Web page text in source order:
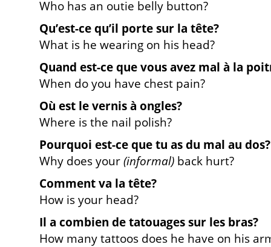
Who has an outie belly button?
Qu’est-ce qu’il porte sur la tête?
What is he wearing on his head?
Quand est-ce que vous avez mal à la
When do you have chest pain?
Où est le vernis à ongles?
Where is the nail polish?
Pourquoi est-ce que tu as du mal au dos?
Why does your(informal) back hurt?
Comment va la tête?
How is your head?
Il a combien de tatouages sur les bras?
How many tattoos does he have on his